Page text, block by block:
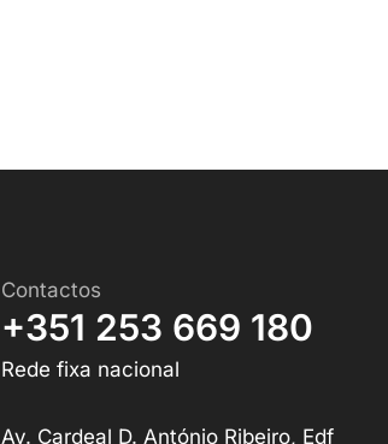
Contactos
+351 253 669 180
Rede fixa nacional
Av. Cardeal D. António Ribeiro, Edf